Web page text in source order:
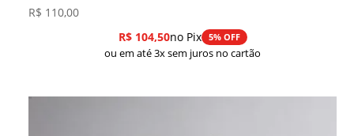
R$ 110,00
R$104,50no Pix 5% OFF
ou em até 3x sem juros no cartão